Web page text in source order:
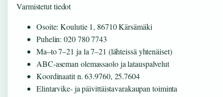
Varmistetut tiedot
Osoite: Koulutie 1, 86710 Kärsämäki
Puhelin: 020 780 7743
Ma–to 7–21 ja la 7–21 (lähteissä yhtenäiset)
ABC-aseman olemassaolo ja latauspalvelut
Koordinaatit n. 63.9760, 25.7604
Elintarvike- ja päivittäistavarakaupan toiminta